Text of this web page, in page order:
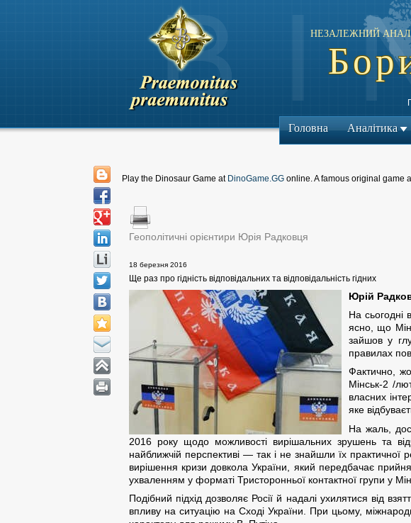
НЕЗАЛЕЖНИЙ
Головна Аналітика
Play the Dinosaur Game at DinoGame.GG online. A famous original game
Геополітичні орієнтири Юрія Радковця
18 березня 2016
Ще раз про гідність відповідальних та відповідальність гідних
Юрій
На сьогодні
ясно, що
зайшов у
правилах
Фактично,
Мінськ-2 /
власних
яке
На жаль,
2016 року щодо можливості вирішальних зрушень та
найближчій перспективі — так і не знайшли їх практичної
вирішення кризи довкола України, який передбачає
ухваленням у форматі Тристоронньої контактної групи у
Подібний підхід дозволяє Росії й надалі ухилятися від
впливу на ситуацію на Сході України. При цьому,